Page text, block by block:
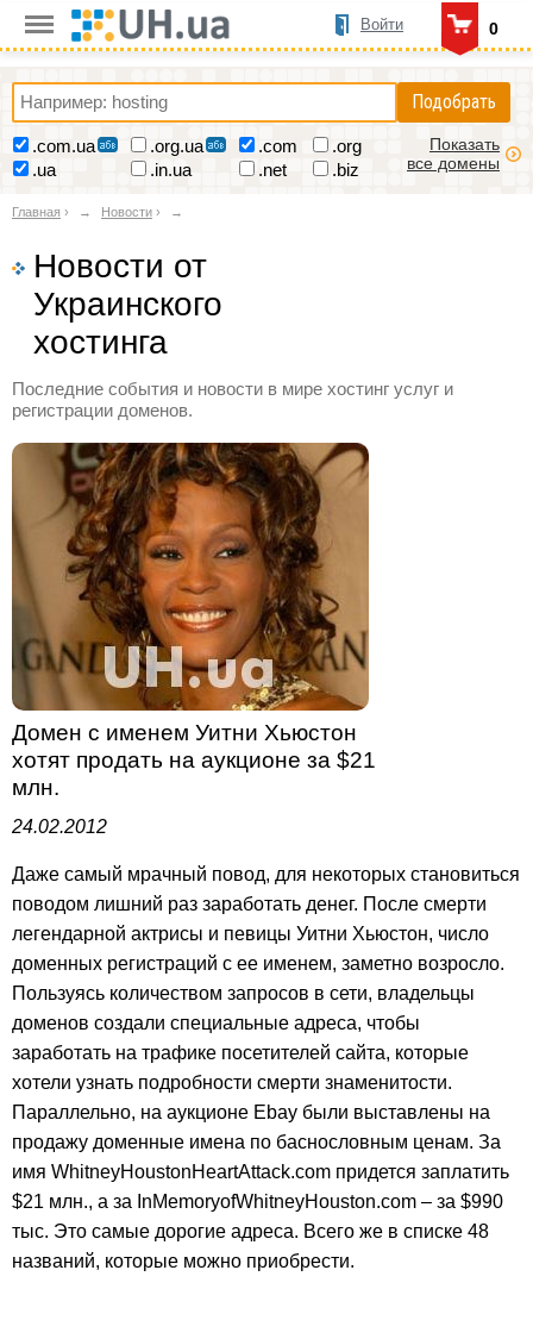
0
Войти
Подобрать
.com.ua .org.ua .com
.org
.ua
.in.ua .net .biz
Показать
все домены
Главная › Новости ›
Новости от
Украинского
хостинга
Последние события и новости в мире хостинг услуг и
регистрации доменов.
Домен с именем Уитни Хьюстон
хотят продать на аукционе за $21
млн.
24.02.2012
Даже самый мрачный повод, для некоторых становиться
поводом лишний раз заработать денег. После смерти
легендарной актрисы и певицы Уитни Хьюстон, число
доменных регистраций с ее именем, заметно возросло.
Пользуясь количеством запросов в сети, владельцы
доменов создали специальные адреса, чтобы
заработать на трафике посетителей сайта, которые
хотели узнать подробности смерти знаменитости.
Параллельно, на аукционе Ebay были выставлены на
продажу доменные имена по баснословным ценам. За
имя WhitneyHoustonHeartAttack.com придется заплатить
$21 млн., а за InMemoryofWhitneyHouston.com – за $990
тыс. Это самые дорогие адреса. Всего же в списке 48
названий, которые можно приобрести.